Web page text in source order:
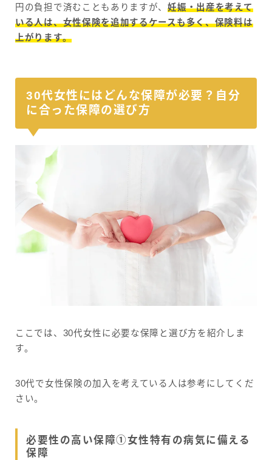
円の負担で済むこともありますが、妊娠・出産を考えて
いる人は、女性保険を追加するケースも多く、保険料は
上がります。
30代女性にはどんな保障が必要？自分
に合った保障の選び方
ここでは、30代女性に必要な保障と選び方を紹介しま
す。
30代で女性保険の加入を考えている人は参考にしてくだ
さい。
必要性の高い保障①女性特有の病気に備える
保障